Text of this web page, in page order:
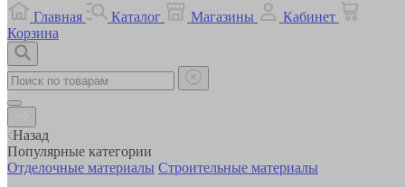
Главная
Каталог Магазины
Кабинет
Корзина
Назад
Популярные категории
Отделочные материалы Строительные материалы